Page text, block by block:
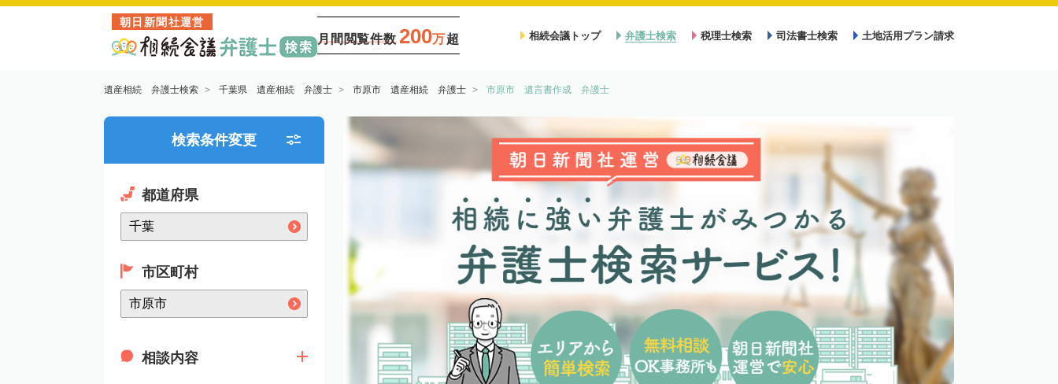
朝日新聞社運営
月間閲覧件数 200万超 相続会議トップ 弁護士検索 税理士検索 司法書士検索 土地活用プラン請求
遺産相続 弁護士検索 千葉県 遺産相続 弁護士 市原市 遺産相続 弁護士 市原市 遺言書作成 弁護士
検索条件変更
都道府県
市区町村
相談内容